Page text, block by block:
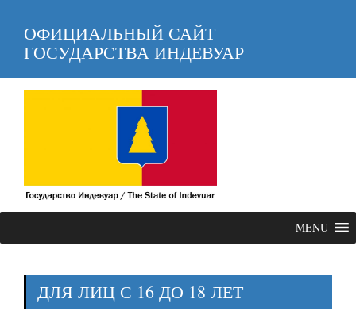
ОФИЦИАЛЬНЫЙ САЙТ
ГОСУДАРСТВА ИНДЕВУАР
MENU
ДЛЯ ЛИЦ С 16 ДО 18 ЛЕТ